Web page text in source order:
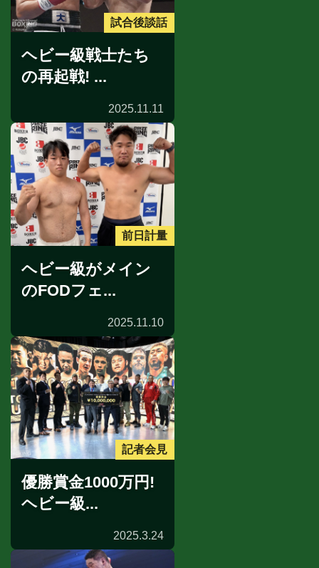
試合後談話
ヘビー級戦士たち
の再起戦! ...
2025.11.11
前日計量
ヘビー級がメイン
のFODフェ...
2025.11.10
記者会見
優勝賞金1000万円!
ヘビー級...
2025.3.24